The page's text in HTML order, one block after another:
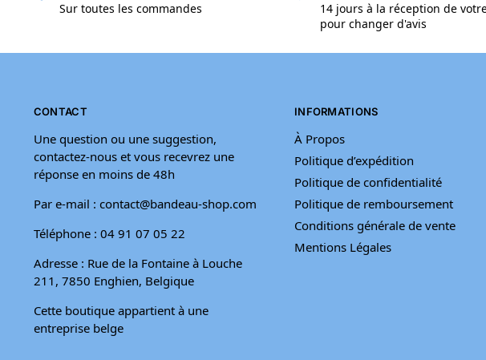
Sur toutes les commandes
14 jours à la réception de
pour changer d'avis
CONTACT
Une question ou une suggestion,
contactez-nous et vous recevrez une
réponse en moins de 48h
Par e-mail : contact@bandeau-shop.com
Téléphone : 04 91 07 05 22
Adresse : Rue de la Fontaine à Louche
211, 7850 Enghien, Belgique
Cette boutique appartient à une
entreprise belge
INFORMATIONS
À Propos
Politique d’expédition
Politique de confidentialité
Politique de remboursement
Conditions générale de vente
Mentions Légales